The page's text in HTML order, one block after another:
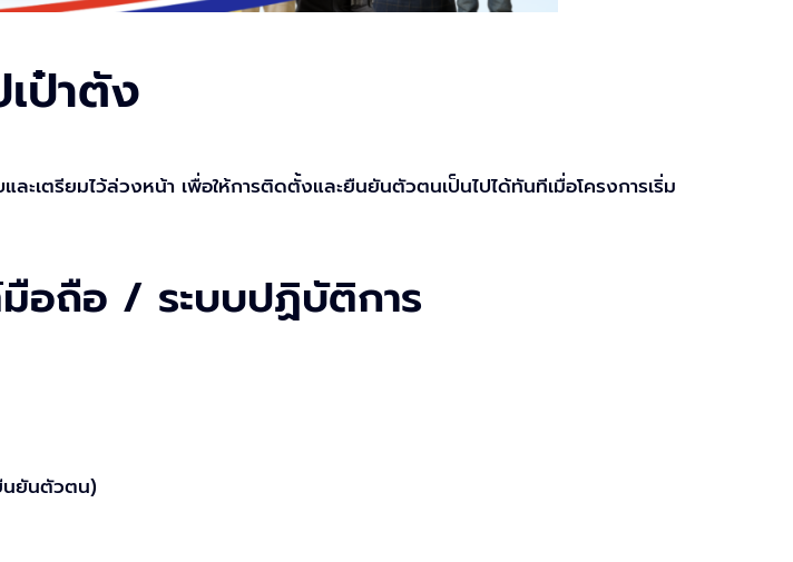
ป๋าตัง
เตรียมไว้ล่วงหน้า เพื่อให้การติดตั้งและยืนยันตัวตนเป็นไปได้ทันทีเมื่อโครงการเริ่ม
อถือ / ระบบปฏิบัติการ
นยันตัวตน)